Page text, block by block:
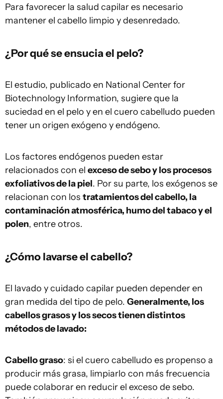
Para favorecer la salud capilar es necesario
mantener el cabello limpio y desenredado.
¿Por qué se ensucia el pelo?
El estudio, publicado en National Center for
Biotechnology Information, sugiere que la
suciedad en el pelo y en el cuero cabelludo pueden
tener un origen exógeno y endógeno.
Los factores endógenos pueden estar
relacionados con el exceso de sebo y los procesos
exfoliativos de la piel. Por su parte, los exógenos se
relacionan con los tratamientos del cabello, la
contaminación atmosférica, humo del tabaco y el
polen, entre otros.
¿Cómo lavarse el cabello?
El lavado y cuidado capilar pueden depender en
gran medida del tipo de pelo. Generalmente, los
cabellos grasos y los secos tienen distintos
métodos de lavado:
Cabello graso: si el cuero cabelludo es propenso a
producir más grasa, limpiarlo con más frecuencia
puede colaborar en reducir el exceso de sebo.